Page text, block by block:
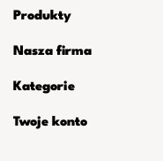
Produkty
Nasza firma
Kategorie
Twoje konto